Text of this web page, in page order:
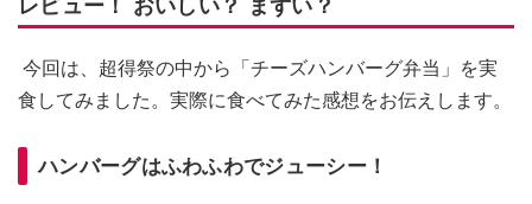
今回は、超得祭の中から「チーズハンバーグ弁当」を実
食してみました。実際に食べてみた感想をお伝えします。
ハンバーグはふわふわでジューシー！